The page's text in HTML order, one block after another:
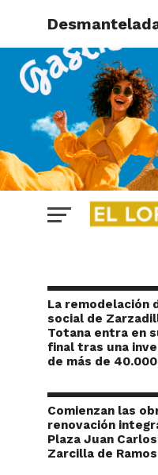
La remodelación
social de
Totana entra en
final tras una
de más de
Comienzan las
renovación
Plaza Juan
Zarcilla de Ramos